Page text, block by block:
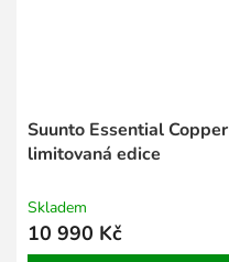
Suunto Essential Copper
limitovaná edice
Skladem
10 990 Kč